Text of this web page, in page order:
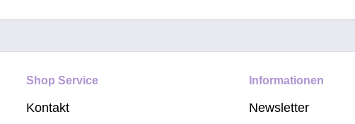
Shop Service
Kontakt
Informationen
Newsletter